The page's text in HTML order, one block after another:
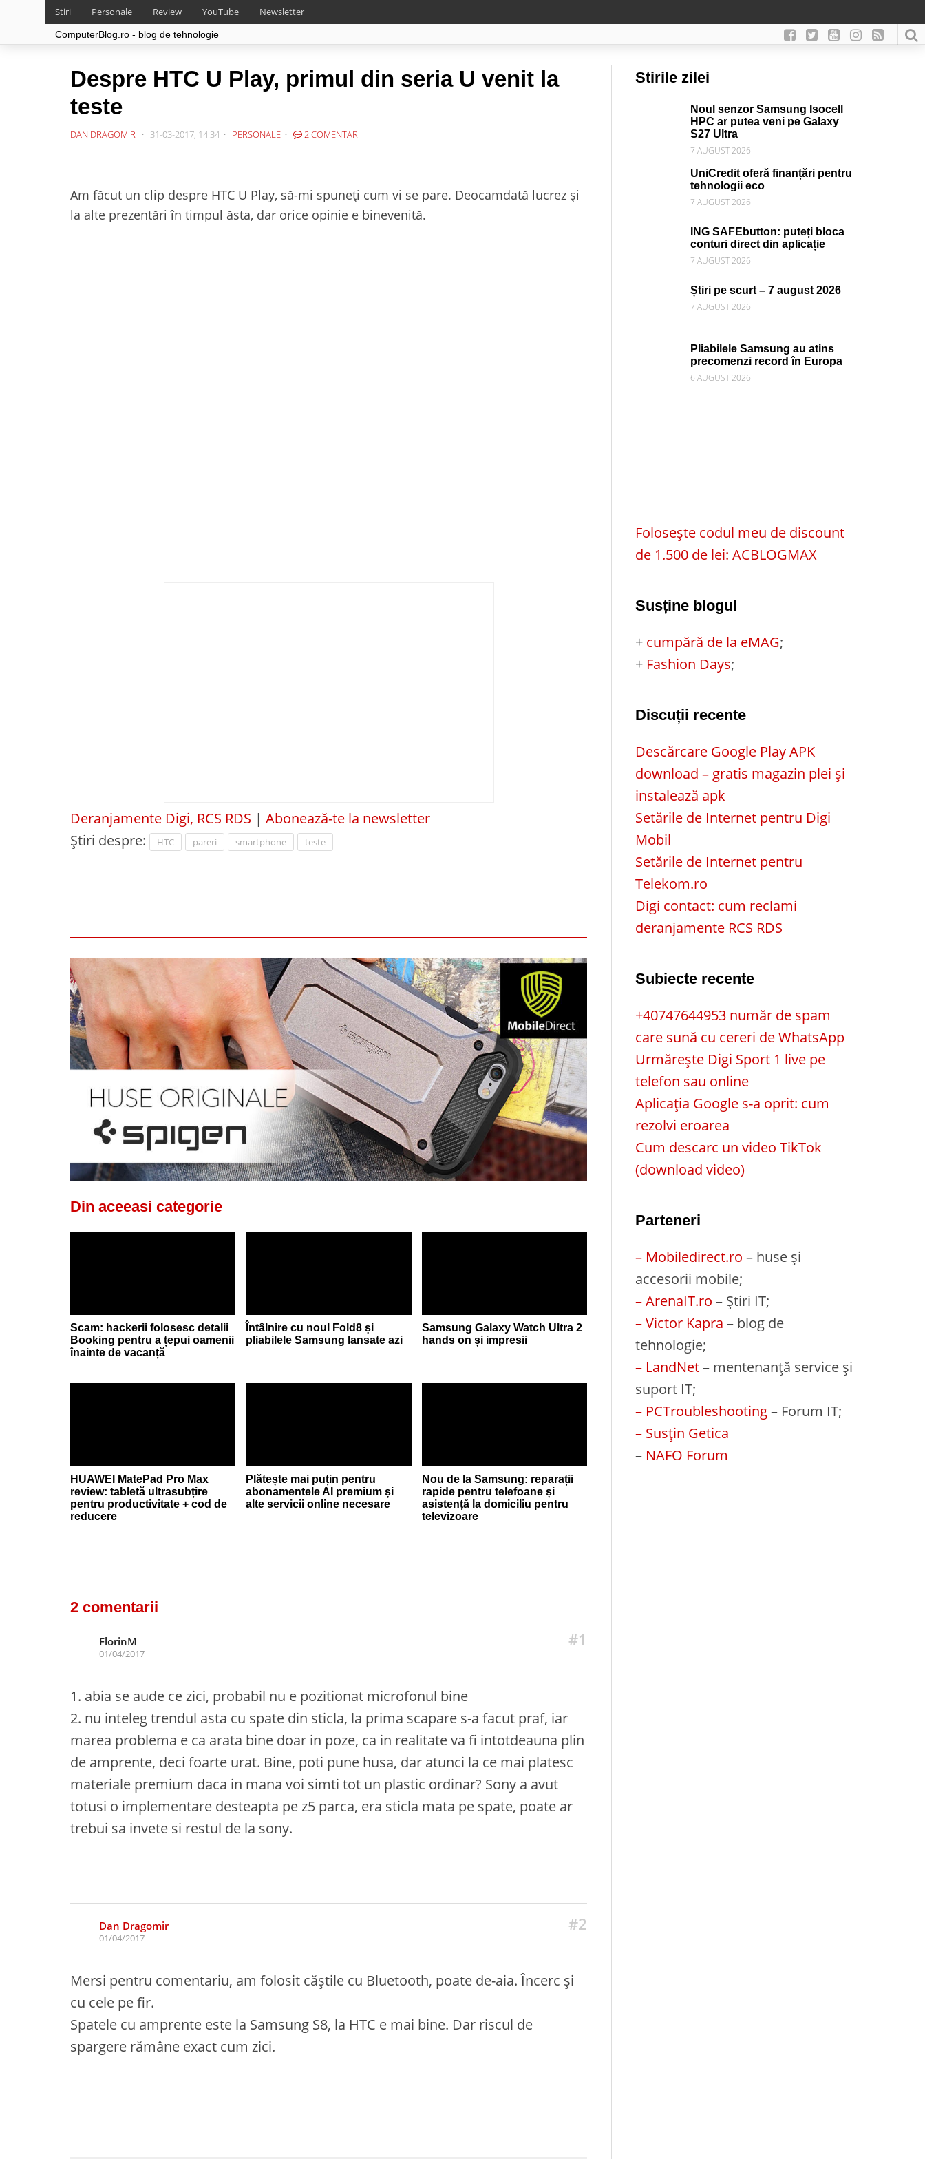
Stiri Personale Review YouTube Newsletter
ComputerBlog.ro - blog de tehnologie
Despre HTC U Play, primul din seria U venit la
teste
DAN DRAGOMIR 31-03-2017, 14:34 PERSONALE 2 COMENTARII
Am făcut un clip despre HTC U Play, să-mi spuneți cum vi se pare. Deocamdată lucrez și
la alte prezentări în timpul ăsta, dar orice opinie e binevenită.
Deranjamente Digi, RCS RDS | Abonează-te la newsletter
Știri despre:
HTC pareri smartphone teste
Din aceeasi categorie
Scam: hackerii folosesc detalii
Booking pentru a țepui oamenii
înainte de vacanță
Întâlnire cu noul Fold8 și
pliabilele Samsung lansate azi
Samsung Galaxy Watch Ultra 2
hands on și impresii
HUAWEI MatePad Pro Max
review: tabletă ultrasubțire
pentru productivitate + cod de
reducere
Plătește mai puțin pentru
abonamentele AI premium și
alte servicii online necesare
Nou de la Samsung: reparații
rapide pentru telefoane și
asistență la domiciliu pentru
televizoare
2 comentarii
#1
FlorinM
01/04/2017
1. abia se aude ce zici, probabil nu e pozitionat microfonul bine
2. nu inteleg trendul asta cu spate din sticla, la prima scapare s-a facut praf, iar
marea problema e ca arata bine doar in poze, ca in realitate va fi intotdeauna plin
de amprente, deci foarte urat. Bine, poti pune husa, dar atunci la ce mai platesc
materiale premium daca in mana voi simti tot un plastic ordinar? Sony a avut
totusi o implementare desteapta pe z5 parca, era sticla mata pe spate, poate ar
trebui sa invete si restul de la sony.
#2
Dan Dragomir
01/04/2017
Mersi pentru comentariu, am folosit căștile cu Bluetooth, poate de-aia. Încerc și
cu cele pe fir.
Spatele cu amprente este la Samsung S8, la HTC e mai bine. Dar riscul de
spargere rămâne exact cum zici.
Stirile zilei
Noul senzor Samsung Isocell
HPC ar putea veni pe Galaxy
S27 Ultra
7 AUGUST 2026
UniCredit oferă finanțări pentru
tehnologii eco
7 AUGUST 2026
ING SAFEbutton: puteți bloca
conturi direct din aplicație
7 AUGUST 2026
Știri pe scurt – 7 august 2026
7 AUGUST 2026
Pliabilele Samsung au atins
precomenzi record în Europa
6 AUGUST 2026
Folosește codul meu de discount
de 1.500 de lei: ACBLOGMAX
Susține blogul
+ cumpără de la eMAG;
+ Fashion Days;
Discuții recente
Descărcare Google Play APK
download – gratis magazin plei și
instalează apk
Setările de Internet pentru Digi
Mobil
Setările de Internet pentru
Telekom.ro
Digi contact: cum reclami
deranjamente RCS RDS
Subiecte recente
+40747644953 număr de spam
care sună cu cereri de WhatsApp
Urmărește Digi Sport 1 live pe
telefon sau online
Aplicația Google s-a oprit: cum
rezolvi eroarea
Cum descarc un video TikTok
(download video)
Parteneri
– Mobiledirect.ro – huse și
accesorii mobile;
– ArenaIT.ro – Știri IT;
– Victor Kapra – blog de
tehnologie;
– LandNet– mentenanță service și
suport IT;
– PCTroubleshooting– Forum IT;
– Susțin Getica
– NAFO Forum